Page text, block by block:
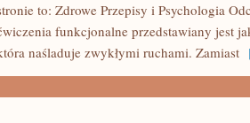
to: Zdrowe Przepisy i Psychologia
funkcjonalne przedstawiany jest
naśladuje zwykłymi ruchami. Zamiast